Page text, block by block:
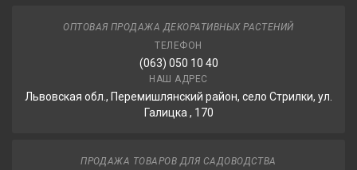
ОПТОВАЯ ПРОДАЖА ДЕКОРАТИВНЫХ РАСТЕНИЙ
ТЕЛЕФОН
(063) 050 10 40
НАШ АДРЕС
Львовская обл., Перемишлянский район, село Стрилки, ул.
Галицка , 170
ПРОДАЖА ТОВАРОВ ДЛЯ САДОВОДСТВА